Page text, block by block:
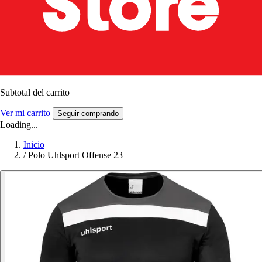
Subtotal del carrito
Ver mi carrito Seguir comprando
Loading...
Inicio
/ Polo Uhlsport Offense 23